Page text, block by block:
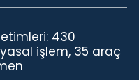
430
işlem, 35 araç